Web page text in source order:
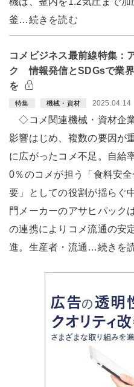
釜…続きを読む
コメビジネス最前線特集：
ク 情報発信とSDGsで業
を
特集 機械・資材 2025.04.14
◇コメ関連機械・資材企
影響はじめ、複数の要因が
に広がったコメ不足。自給
0％のコメが担う「食料安
要」としての役割が揺らぐ
門メーカーのアサヒパック
の連携によりコメ流通の安
進。生産者・流通…続きを